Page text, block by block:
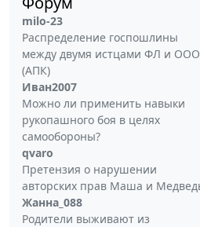
milo-23
Распределение госпошлины
между двумя истцами ФЛ и ООО
(АПК)
Иван2007
Можно ли применить навыки
рукопашного боя в целях
самообороны?
qvaro
Претензия о нарушении
авторских прав Маша и
Жанна_088
Родители выживают из